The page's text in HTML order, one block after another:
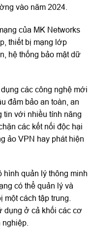
vào năm 2024.
của MK Networks
thiết bị mạng lớp
hệ thống bảo mật dữ
các công nghệ mới
đảm bảo an toàn, an
tin với nhiều tính năng
các kết nối độc hại
ảo VPN hay phát hiện
hình quản lý thông minh
có thể quản lý và
cách tập trung.
dụng ở cả khối các cơ